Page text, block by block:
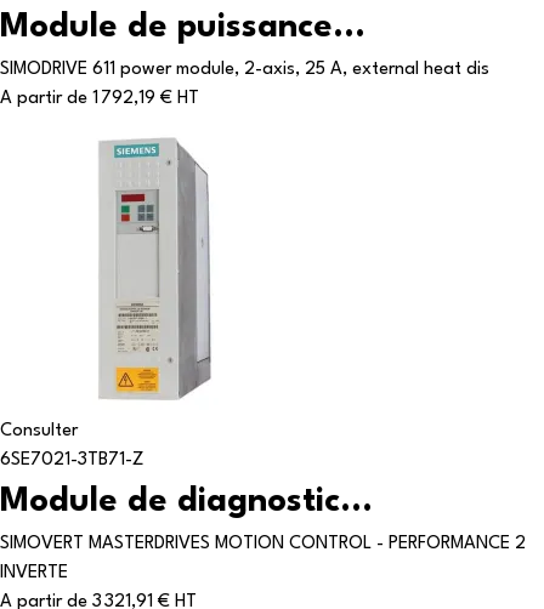
Module de puissance...
SIMODRIVE 611 power module, 2-axis, 25 A, external heat dis
A partir de 1 792,19 € HT
Consulter
6SE7021-3TB71-Z
Module de diagnostic...
SIMOVERT MASTERDRIVES MOTION CONTROL - PERFORMANCE 2
INVERTE
A partir de 3 321,91 € HT